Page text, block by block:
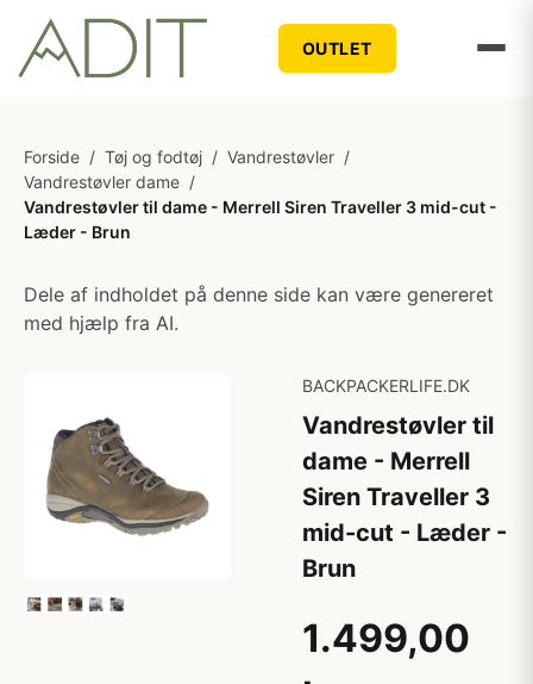
OUTLET
Forside / Tøj og fodtøj / Vandrestøvler /
Vandrestøvler dame /
Vandrestøvler til dame - Merrell Siren Traveller 3 mid-cut -
Læder - Brun
Dele af indholdet på denne side kan være genereret
med hjælp fra AI.
BACKPACKERLIFE.DK
Vandrestøvler til
dame - Merrell
Siren Traveller 3
mid-cut - Læder -
Brun
1.499,00